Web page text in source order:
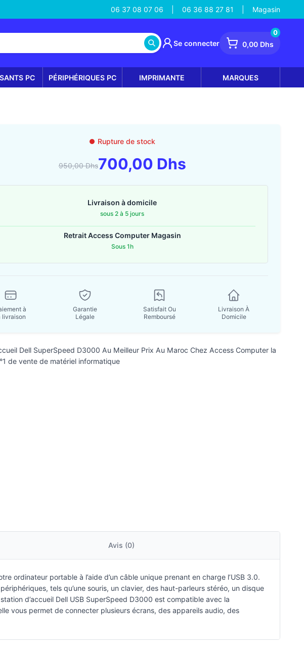
06 37 08 07 06 06 36 88 27 81 Magasin
Se connecter 0,00 Dhs
0
PC PÉRIPHÉRIQUES PC IMPRIMANTE MARQUES
Rupture de stock
950,00 Dhs700,00 Dhs
Livraison à domicile
sous 2 à 5 jours
Retrait Access Computer Magasin
Sous 1h
à
livraison
Garantie
Légale
Satisfait Ou
Remboursé
Livraison À
Domicile
Dell SuperSpeed D3000 Au Meilleur Prix Au Maroc Chez Access Computer la
de vente de matériel informatique
Avis (0)
ordinateur portable à l’aide d’un câble unique prenant en charge l’USB 3.0.
tels qu’une souris, un clavier, des haut-parleurs stéréo, un disque
d’accueil Dell USB SuperSpeed D3000 est compatible avec la
vous permet de connecter plusieurs écrans, des appareils audio, des